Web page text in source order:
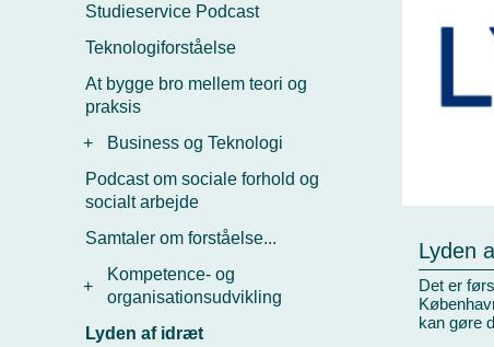
Studieservice Podcast
Teknologiforståelse
At bygge bro mellem teori og
praksis
+
Business og Teknologi
Podcast om sociale forhold og
socialt arbejde
Samtaler om forståelse...
+
Kompetence- og
organisationsudvikling
Lyden af idræt
Lyden
Det er
kan gøre